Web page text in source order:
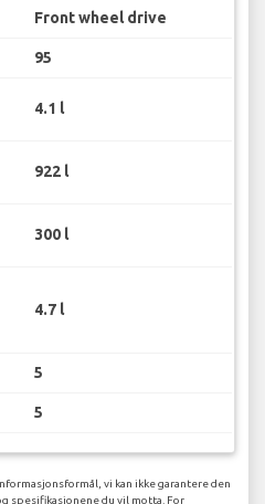
Front wheel drive
95
4.1 l
922 l
300 l
4.7 l
5
5
vi kan ikke garantere den
spesifikasjonene du vil motta. For